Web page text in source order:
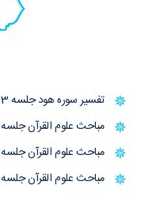
تفسیر سوره هود جلسه 3
مباحث علوم القرآن جلسه 49 (1402/11/04)
مباحث علوم القرآن جلسه 48 (1402/10/27)
مباحث علوم القرآن جلسه 47 (1402/10/20)